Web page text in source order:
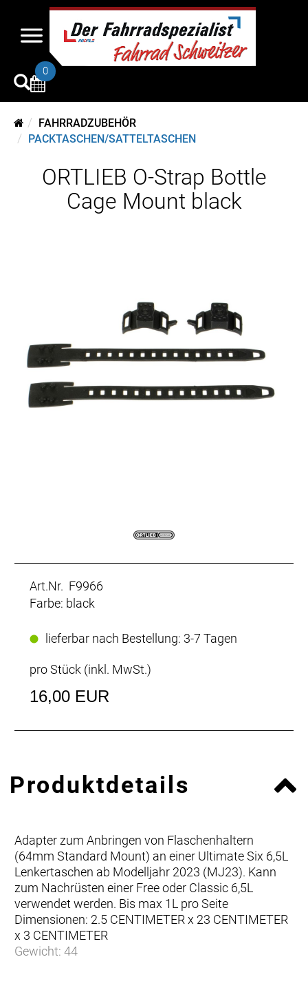
0
FAHRRADZUBEHÖR
PACKTASCHEN/SATTELTASCHEN
ORTLIEB O-Strap Bottle
Cage Mount black
Art.Nr. F9966
Farbe: black
lieferbar nach Bestellung: 3-7 Tagen
pro Stück (inkl. MwSt.)
16,00 EUR
Produktdetails
Adapter zum Anbringen von Flaschenhaltern
(64mm Standard Mount) an einer Ultimate Six 6,5L
Lenkertaschen ab Modelljahr 2023 (MJ23). Kann
zum Nachrüsten einer Free oder Classic 6,5L
verwendet werden. Bis max 1L pro Seite
Dimensionen: 2.5 CENTIMETER x 23 CENTIMETER
x 3 CENTIMETER
Gewicht: 44